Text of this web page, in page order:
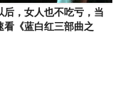
后，女人也不吃亏，当
《蓝白红三部曲之